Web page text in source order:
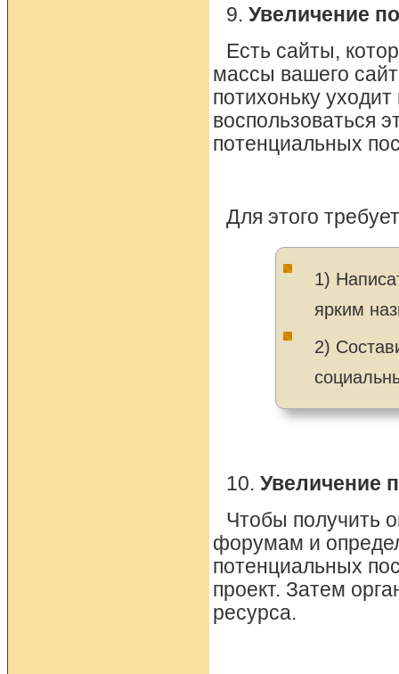
9. Увеличение
Есть сайты,
массы вашего
потихоньку
воспользоваться
потенциальных
Для этого
1)
ярким
2)
10. Увеличение
Чтобы получить
форумам и
потенциальных
проект. Затем
ресурса.